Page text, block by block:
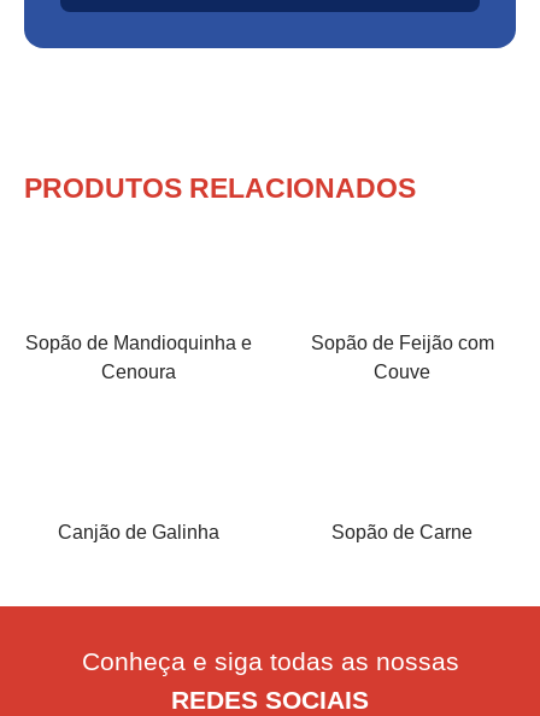
PRODUTOS RELACIONADOS
Sopão de Mandioquinha e
Cenoura
Sopão de Feijão com
Couve
Canjão de Galinha Sopão de Carne
Conheça e siga todas as nossas
REDES SOCIAIS